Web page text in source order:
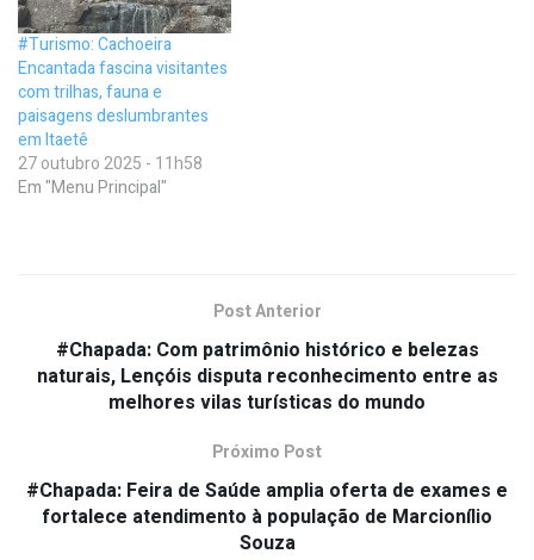
#Turismo: Cachoeira
Encantada fascina visitantes
com trilhas, fauna e
paisagens deslumbrantes
em Itaetê
27 outubro 2025 - 11h58
Em "Menu Principal"
Post Anterior
#Chapada: Com patrimônio histórico e belezas
naturais, Lençóis disputa reconhecimento entre as
melhores vilas turísticas do mundo
Próximo Post
#Chapada: Feira de Saúde amplia oferta de exames e
fortalece atendimento à população de Marcionílio
Souza